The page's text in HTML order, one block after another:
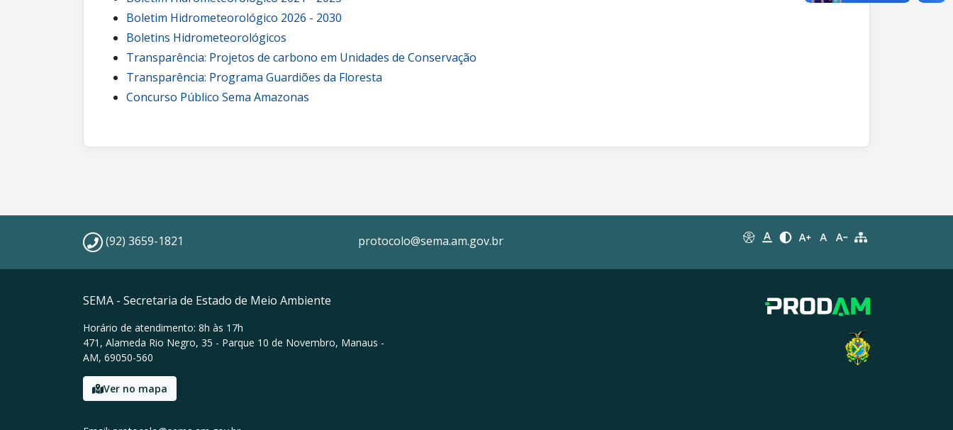
Boletim Hidrometeorológico 2026 - 2030
Boletins Hidrometeorológicos
Transparência: Projetos de carbono em Unidades de Conservação
Transparência: Programa Guardiões da Floresta
Concurso Público Sema Amazonas
(92) 3659-1821 protocolo@sema.am.gov.br
SEMA - Secretaria de Estado de Meio Ambiente
Horário de atendimento: 8h às 17h
471, Alameda Rio Negro, 35 - Parque 10 de Novembro, Manaus -
AM, 69050-560
Ver no mapa